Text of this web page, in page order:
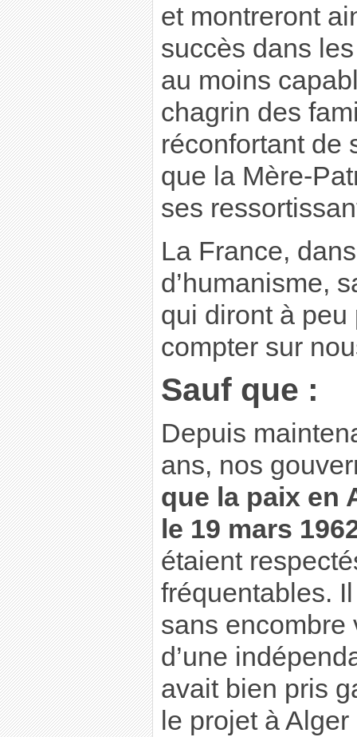
et montreront
succès dans
au moins
chagrin des
réconfortant de
que la Mère-
ses
La France,
d’humanisme,
qui diront à peu
compter sur
Sauf que :
Depuis
ans, nos
que la paix en
le 19 mars
étaient
fréquentables.
sans encombre
d’une
avait bien pris
le projet à